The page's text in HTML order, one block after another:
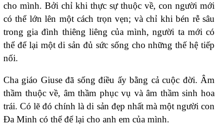
cho mình. Bởi chỉ khi thực sự thuộc về, con người mới
có thể lớn lên một cách trọn vẹn; và chỉ khi bén rễ sâu
trong gia đình thiêng liêng của mình, người ta mới có
thể để lại một di sản đủ sức sống cho những thế hệ tiếp
nối.
Cha giáo Giuse đã sống điều ấy bằng cả cuộc đời. Âm
thầm thuộc về, âm thầm phục vụ và âm thầm sinh hoa
trái. Có lẽ đó chính là di sản đẹp nhất mà một người con
Đa Minh có thể để lại cho anh em của mình.